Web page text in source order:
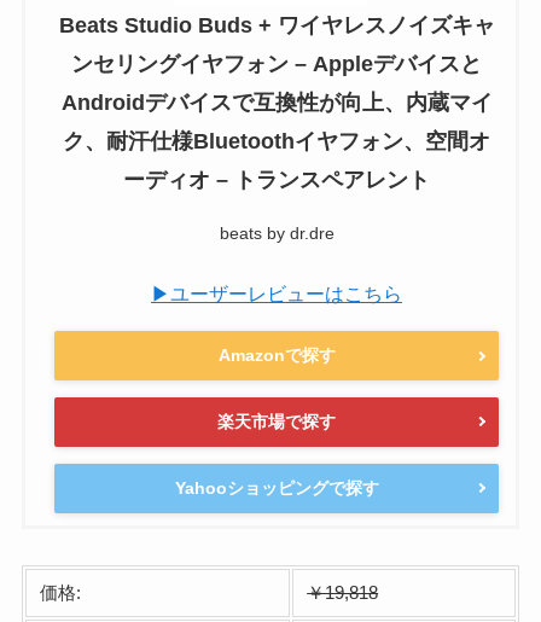
Beats Studio Buds + ワイヤレスノイズキャ
ンセリングイヤフォン – Appleデバイスと
Androidデバイスで互換性が向上、内蔵マイ
ク、耐汗仕様Bluetoothイヤフォン、空間オ
ーディオ – トランスペアレント
beats by dr.dre
▶ユーザーレビューはこちら
Amazonで探す
楽天市場で探す
Yahooショッピングで探す
価格: ￥19,818